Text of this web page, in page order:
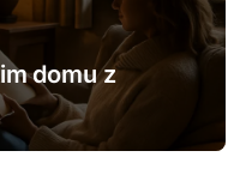
domku z bali